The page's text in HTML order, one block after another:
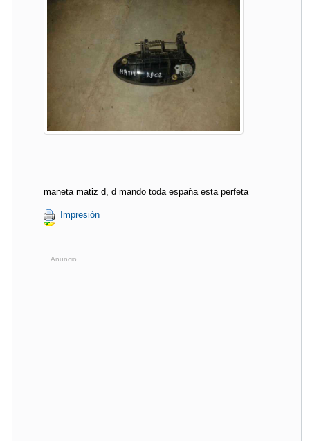
maneta matiz d, d mando toda españa esta perfeta
Impresión
Anuncio